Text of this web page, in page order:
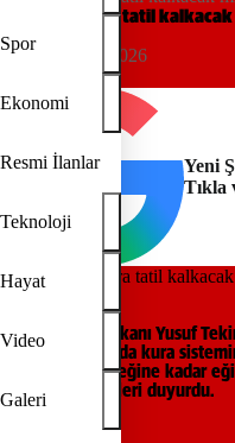
Spor
Ekonomi
Resmi İlanlar
Teknoloji
Hayat
Video
Galeri
Okullarda ara tatil
15:51, 15/06/2026
Yeni
Tıkla
Milli Eğitim Bakanı Yusuf
okul kayıtlarında kura
eğitimin geleceğine kadar
önemli yenilikleri duyurdu.